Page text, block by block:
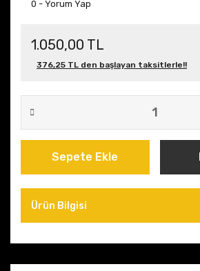
0 - Yorum Yap
1.050,00 TL
376,25 TL den başlayan taksitlerle!!
Sepete Ekle
Ürün Bilgisi